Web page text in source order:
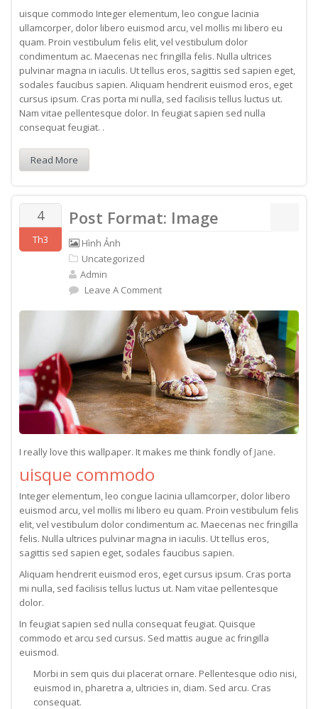
uisque commodo Integer elementum, leo congue lacinia
ullamcorper, dolor libero euismod arcu, vel mollis mi libero eu
quam. Proin vestibulum felis elit, vel vestibulum dolor
condimentum ac. Maecenas nec fringilla felis. Nulla ultrices
pulvinar magna in iaculis. Ut tellus eros, sagittis sed sapien eget,
sodales faucibus sapien. Aliquam hendrerit euismod eros, eget
cursus ipsum. Cras porta mi nulla, sed facilisis tellus luctus ut.
Nam vitae pellentesque dolor. In feugiat sapien sed nulla
consequat feugiat. .
Read More
4
Th3
Post Format: Image
Hình Ảnh
Uncategorized
Admin
Leave A Comment
I really love this wallpaper. It makes me think fondly ofJane.
uisque commodo
Integer elementum, leo congue lacinia ullamcorper, dolor libero
euismod arcu, vel mollis mi libero eu quam. Proin vestibulum felis
elit, vel vestibulum dolor condimentum ac. Maecenas nec fringilla
felis. Nulla ultrices pulvinar magna in iaculis. Ut tellus eros,
sagittis sed sapien eget, sodales faucibus sapien.
Aliquam hendrerit euismod eros, eget cursus ipsum. Cras porta
mi nulla, sed facilisis tellus luctus ut. Nam vitae pellentesque
dolor.
In feugiat sapien sed nulla consequat feugiat. Quisque
commodo et arcu sed cursus. Sed mattis augue ac fringilla
euismod.
Morbi in sem quis dui placerat ornare. Pellentesque odio nisi,
euismod in, pharetra a, ultricies in, diam. Sed arcu. Cras
consequat.